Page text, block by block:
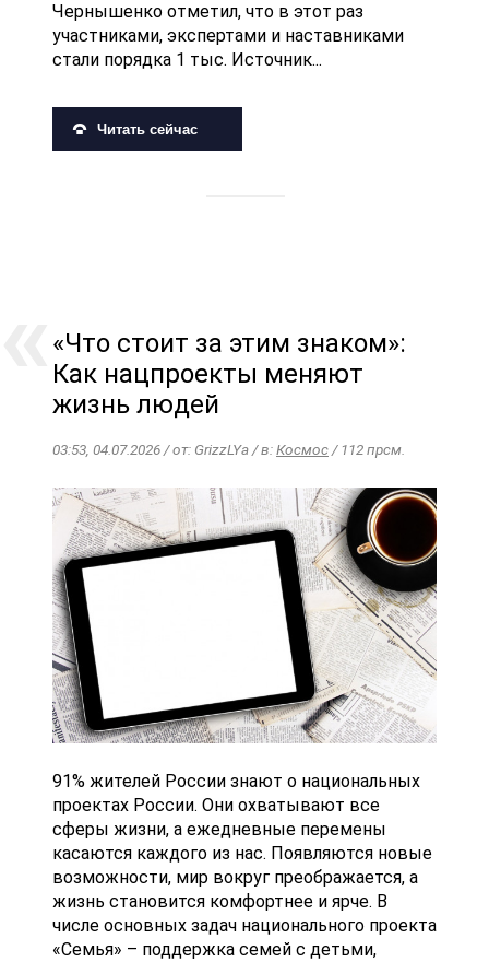
Чернышенко отметил, что в этот раз
участниками, экспертами и наставниками
стали порядка 1 тыс. Источник...
Читать сейчас
«Что стоит за этим знаком»:
Как нацпроекты меняют
жизнь людей
03:53, 04.07.2026 / от: GrizzLYa / в:Космос/ 112 прсм.
91% жителей России знают о национальных
проектах России. Они охватывают все
сферы жизни, а ежедневные перемены
касаются каждого из нас. Появляются новые
возможности, мир вокруг преображается, а
жизнь становится комфортнее и ярче. В
числе основных задач национального проекта
«Семья» – поддержка семей с детьми,